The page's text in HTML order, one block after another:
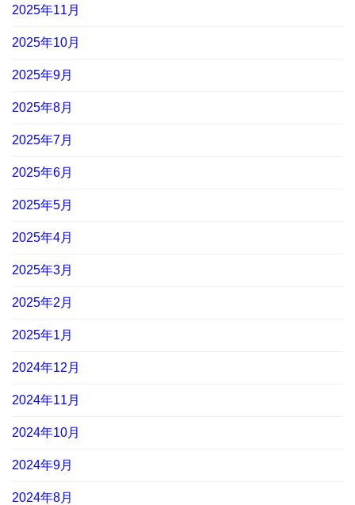
2025年11月
2025年10月
2025年9月
2025年8月
2025年7月
2025年6月
2025年5月
2025年4月
2025年3月
2025年2月
2025年1月
2024年12月
2024年11月
2024年10月
2024年9月
2024年8月